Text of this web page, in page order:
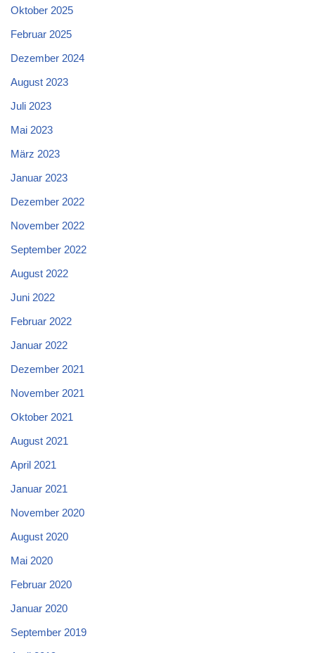
Oktober 2025
Februar 2025
Dezember 2024
August 2023
Juli 2023
Mai 2023
März 2023
Januar 2023
Dezember 2022
November 2022
September 2022
August 2022
Juni 2022
Februar 2022
Januar 2022
Dezember 2021
November 2021
Oktober 2021
August 2021
April 2021
Januar 2021
November 2020
August 2020
Mai 2020
Februar 2020
Januar 2020
September 2019